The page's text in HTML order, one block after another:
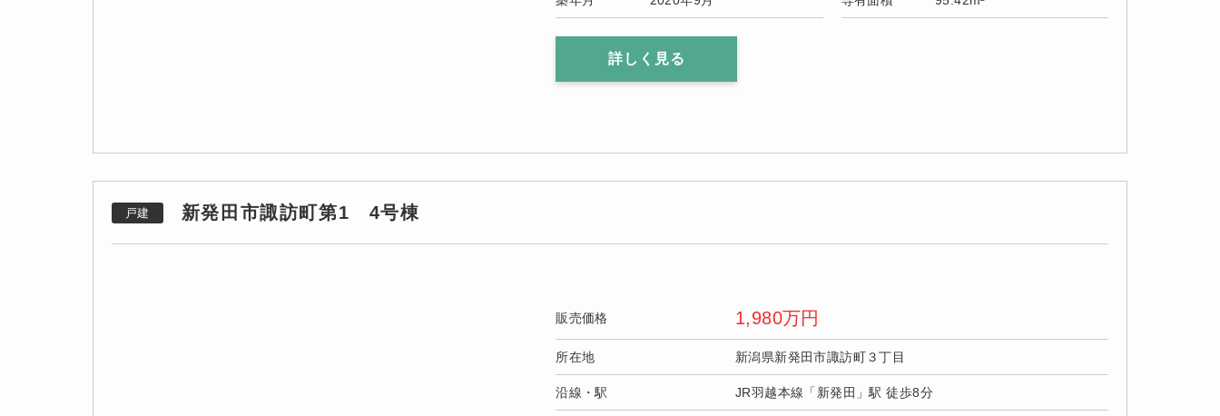
詳しく見る
戸建 新発田市諏訪町第1 4号棟
販売価格 1,980万円
所在地 新潟県新発田市諏訪町３丁目
沿線・駅 JR羽越本線「新発田」駅 徒歩8分